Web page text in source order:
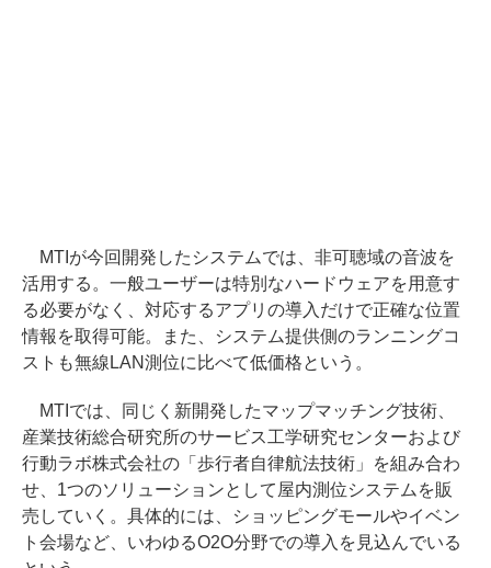
MTIが今回開発したシステムでは、非可聴域の音波を
活用する。一般ユーザーは特別なハードウェアを用意す
る必要がなく、対応するアプリの導入だけで正確な位置
情報を取得可能。また、システム提供側のランニングコ
ストも無線LAN測位に比べて低価格という。
MTIでは、同じく新開発したマップマッチング技術、
産業技術総合研究所のサービス工学研究センターおよび
行動ラボ株式会社の「歩行者自律航法技術」を組み合わ
せ、1つのソリューションとして屋内測位システムを販
売していく。具体的には、ショッピングモールやイベン
ト会場など、いわゆるO2O分野での導入を見込んでいる